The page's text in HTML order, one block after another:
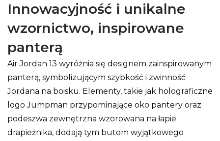
Innowacyjność i unikalne
wzornictwo, inspirowane
panterą
Air Jordan 13 wyróżnia się designem zainspirowanym
panterą, symbolizującym szybkość i zwinność
Jordana na boisku. Elementy, takie jak holograficzne
logo Jumpman przypominające oko pantery oraz
podeszwa zewnętrzna wzorowana na łapie
drapieżnika, dodają tym butom wyjątkowego